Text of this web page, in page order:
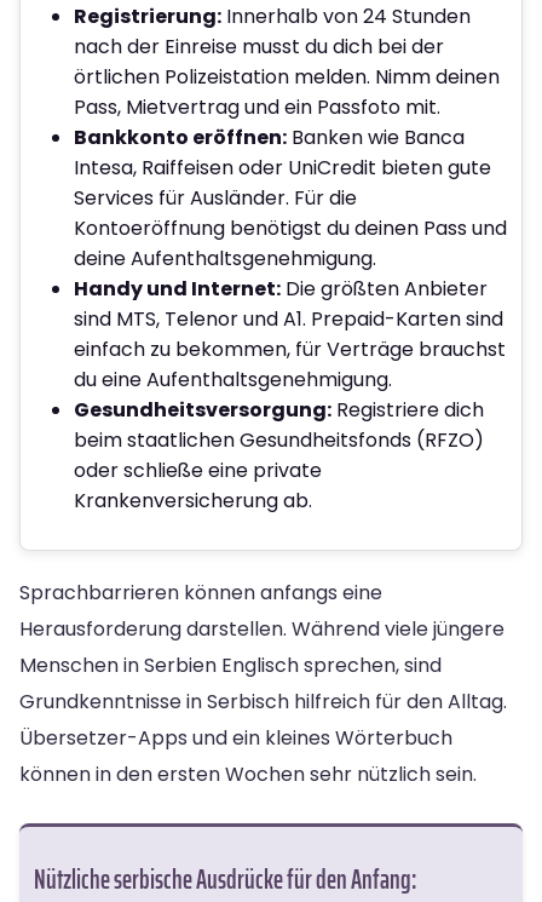
Registrierung: Innerhalb von 24 Stunden
nach der Einreise musst du dich bei der
örtlichen Polizeistation melden. Nimm deinen
Pass, Mietvertrag und ein Passfoto mit.
Bankkonto eröffnen: Banken wie Banca
Intesa, Raiffeisen oder UniCredit bieten gute
Services für Ausländer. Für die
Kontoeröffnung benötigst du deinen Pass und
deine Aufenthaltsgenehmigung.
Handy und Internet: Die größten Anbieter
sind MTS, Telenor und A1. Prepaid-Karten sind
einfach zu bekommen, für Verträge brauchst
du eine Aufenthaltsgenehmigung.
Gesundheitsversorgung: Registriere dich
beim staatlichen Gesundheitsfonds (RFZO)
oder schließe eine private
Krankenversicherung ab.
Sprachbarrieren können anfangs eine
Herausforderung darstellen. Während viele jüngere
Menschen in Serbien Englisch sprechen, sind
Grundkenntnisse in Serbisch hilfreich für den Alltag.
Übersetzer-Apps und ein kleines Wörterbuch
können in den ersten Wochen sehr nützlich sein.
Nützliche serbische Ausdrücke für den Anfang: